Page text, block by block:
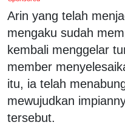
Arin yang telah
mengaku sudah
kembali menggelar
member
itu, ia telah
mewujudkan
tersebut.